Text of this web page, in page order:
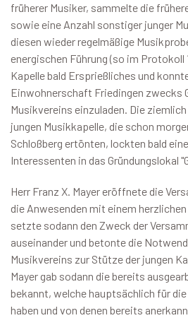
früherer Musiker, sammelte die
sowie eine Anzahl sonstiger junger
diesen wieder regelmäßige
energischen Führung (so im Protokoll
Kapelle bald Ersprießliches und
Einwohnerschaft Friedingen zwecks
Musikvereins einzuladen. Die
jungen Musikkapelle, die schon
Schloßberg ertönten, lockten bald
Interessenten in das Gründungslokal
Herr Franz X. Mayer eröffnete die
die Anwesenden mit einem
setzte sodann den Zweck der
auseinander und betonte die
Musikvereins zur Stütze der jungen
Mayer gab sodann die bereits
bekannt, welche hauptsächlich für
haben und von denen bereits